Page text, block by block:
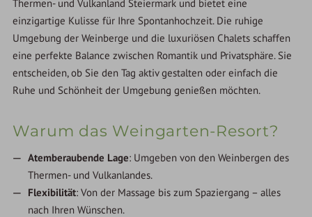
Thermen- und Vulkanland Steiermark und bietet eine
einzigartige Kulisse für Ihre Spontanhochzeit. Die ruhige
Umgebung der Weinberge und die luxuriösen Chalets schaffen
eine perfekte Balance zwischen Romantik und Privatsphäre. Sie
entscheiden, ob Sie den Tag aktiv gestalten oder einfach die
Ruhe und Schönheit der Umgebung genießen möchten.
Warum das Weingarten-Resort?
Atemberaubende Lage: Umgeben von den Weinbergen des
Thermen- und Vulkanlandes.
Flexibilität: Von der Massage bis zum Spaziergang – alles
nach Ihren Wünschen.